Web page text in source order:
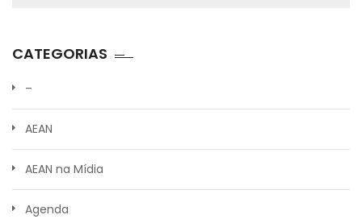
CATEGORIAS
–
AEAN
AEAN na Mídia
Agenda